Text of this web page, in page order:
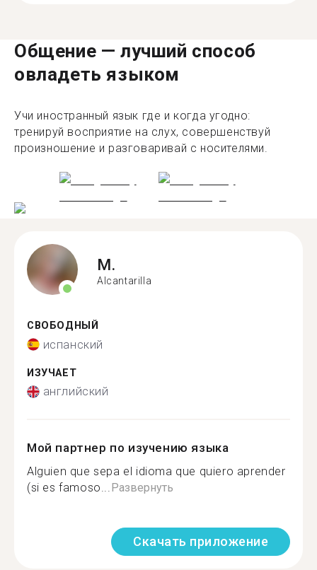
Общение — лучший способ
овладеть языком
Учи иностранный язык где и когда угодно:
тренируй восприятие на слух, совершенствуй
произношение и разговаривай с носителями.
M.
Alcantarilla
СВОБОДНЫЙ
испанский
ИЗУЧАЕТ
английский
Мой партнер по изучению языка
Alguien que sepa el idioma que quiero aprender
(si es famoso...Развернуть
Скачать приложение